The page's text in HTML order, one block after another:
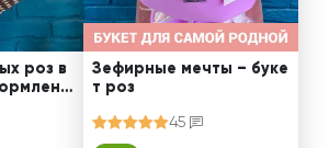
роз в
Зефирные мечты – буке
т роз
45